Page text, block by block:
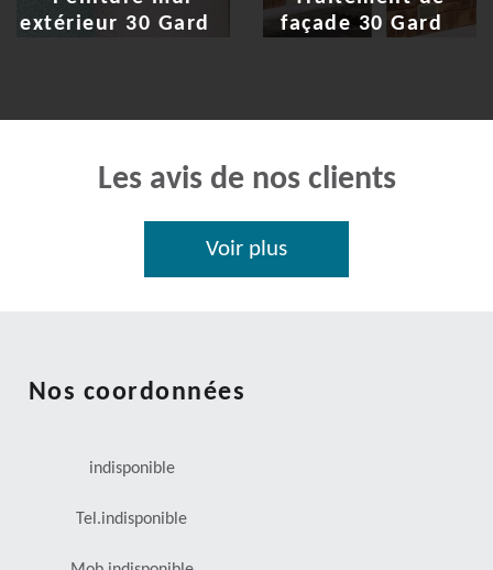
extérieur 30 Gard
façade 30 Gard
Les avis de nos clients
Voir plus
Nos coordonnées
indisponible
Tel.indisponible